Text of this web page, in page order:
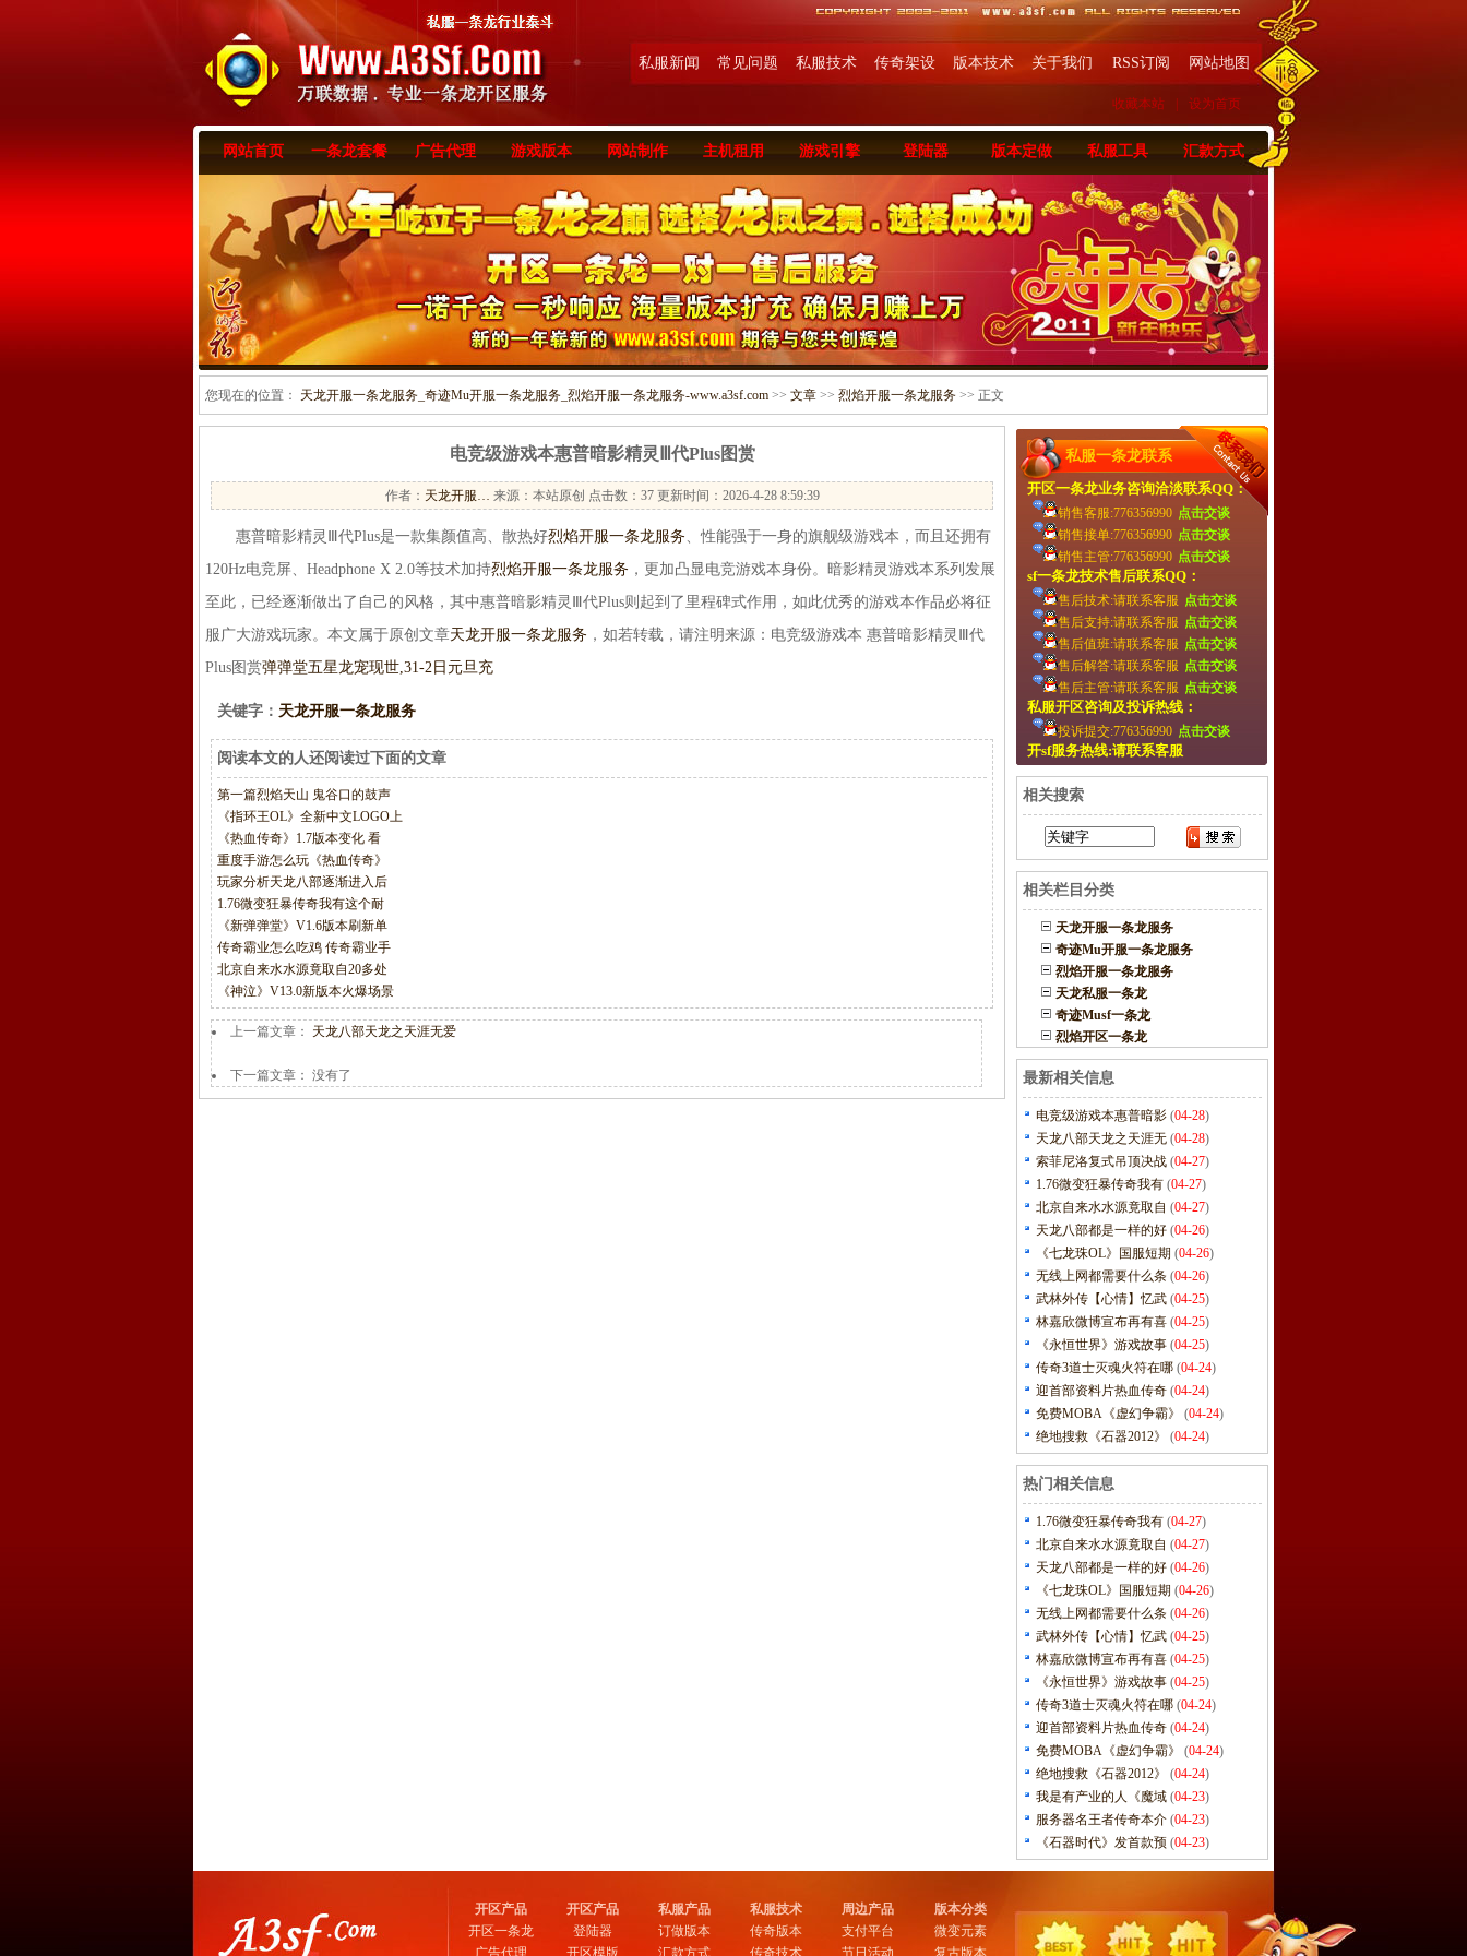
私服新闻 常见问题 私服技术 传奇架设 版本技术 关于我们 RSS订阅 网站地图
收藏本站 设为首页
网站首页 一条龙套餐 广告代理 游戏版本 网站制作 主机租用 游戏引擎 登陆器 版本定做 私服工具 汇款方式
您现在的位置： 天龙开服一条龙服务_奇迹Mu开服一条龙服务_烈焰开服一条龙服务-www.a3sf.com >> 文章 >> 烈焰开服一条龙服务 >> 正文
电竞级游戏本惠普暗影精灵Ⅲ代Plus图赏
作者： 天龙开服… 来源：本站原创 点击数： 37 更新时间：2026-4-28 8:59:39
惠普暗影精灵Ⅲ代Plus是一款集颜值高、散热好烈焰开服一条龙服务、性能强于一身的旗舰级游戏本，而且还拥有
120Hz电竞屏、Headphone X 2.0等技术加持烈焰开服一条龙服务 ，更加凸显电竞游戏本身份。暗影精灵游戏本系列发展
至此，已经逐渐做出了自己的风格，其中惠普暗影精灵Ⅲ代Plus则起到了里程碑式作用，如此优秀的游戏本作品必将征
服广大游戏玩家。本文属于原创文章天龙开服一条龙服务 ，如若转载，请注明来源：电竞级游戏本 惠普暗影精灵Ⅲ代
Plus图赏弹弹堂五星龙宠现世,31-2日元旦充
关键字： 天龙开服一条龙服务
阅读本文的人还阅读过下面的文章
第一篇烈焰天山 鬼谷口的鼓声
《指环王OL》全新中文LOGO上
《热血传奇》1.7版本变化 看
重度手游怎么玩《热血传奇》
玩家分析天龙八部逐渐进入后
1.76微变狂暴传奇我有这个耐
《新弹弹堂》V1.6版本刷新单
传奇霸业怎么吃鸡 传奇霸业手
北京自来水水源竟取自20多处
《神泣》V13.0新版本火爆场景
上一篇文章： 天龙八部天龙之天涯无爱
下一篇文章： 没有了
私服一条龙联系
开区一条龙业务咨询洽淡联系QQ：
销售客服:776356990 点击交谈
销售接单:776356990 点击交谈
销售主管:776356990 点击交谈
sf一条龙技术售后联系QQ：
售后技术:请联系客服 点击交谈
售后支持:请联系客服 点击交谈
售后值班:请联系客服 点击交谈
售后解答:请联系客服 点击交谈
售后主管:请联系客服 点击交谈
私服开区咨询及投诉热线：
投诉提交:776356990 点击交谈
开sf服务热线:请联系客服
相关搜索
相关栏目分类
天龙开服一条龙服务
奇迹Mu开服一条龙服务
烈焰开服一条龙服务
天龙私服一条龙
奇迹Musf一条龙
烈焰开区一条龙
最新相关信息
电竞级游戏本惠普暗影 (04-28)
天龙八部天龙之天涯无 (04-28)
索菲尼洛复式吊顶决战 (04-27)
1.76微变狂暴传奇我有 (04-27)
北京自来水水源竟取自 (04-27)
天龙八部都是一样的好 (04-26)
《七龙珠OL》国服短期 (04-26)
无线上网都需要什么条 (04-26)
武林外传【心情】忆武 (04-25)
林嘉欣微博宣布再有喜 (04-25)
《永恒世界》游戏故事 (04-25)
传奇3道士灭魂火符在哪 (04-24)
迎首部资料片热血传奇 (04-24)
免费MOBA《虚幻争霸》
(04-24)
绝地搜救《石器2012》
(04-24)
热门相关信息
1.76微变狂暴传奇我有 (04-27)
北京自来水水源竟取自 (04-27)
天龙八部都是一样的好 (04-26)
《七龙珠OL》国服短期 (04-26)
无线上网都需要什么条 (04-26)
武林外传【心情】忆武 (04-25)
林嘉欣微博宣布再有喜 (04-25)
《永恒世界》游戏故事 (04-25)
传奇3道士灭魂火符在哪 (04-24)
迎首部资料片热血传奇 (04-24)
免费MOBA《虚幻争霸》
(04-24)
绝地搜救《石器2012》
(04-24)
我是有产业的人《魔域 (04-23)
服务器名王者传奇本介 (04-23)
《石器时代》发首款预 (04-23)
开区产品
开区一条龙
广告代理
开区产品
登陆器
开区模版
私服产品
订做版本
汇款方式
私服技术
传奇版本
传奇技术
周边产品
支付平台
节日活动
版本分类
微变元素
复古版本